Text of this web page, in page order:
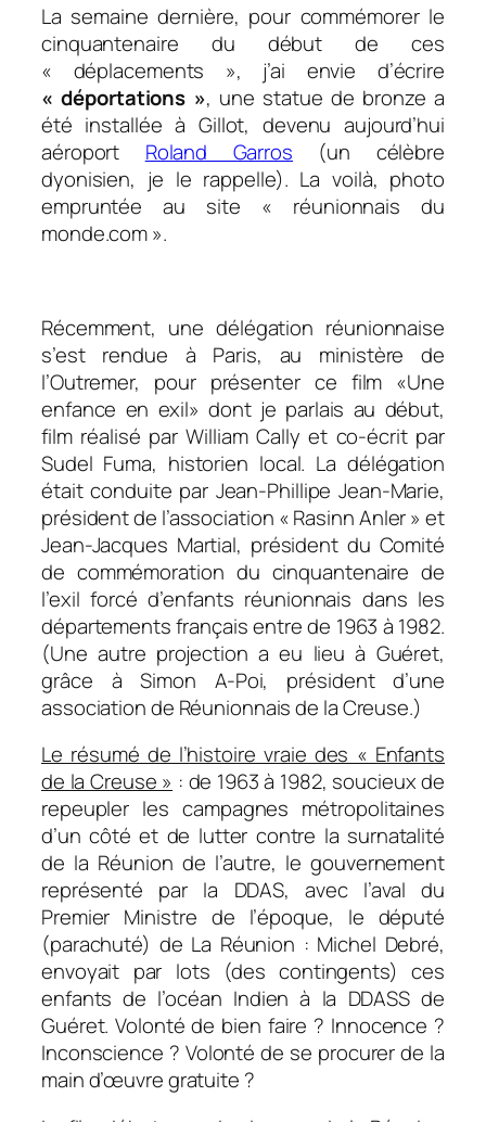
La semaine dernière, pour commémorer le
cinquantenaire du début de ces
« déplacements », j’ai envie d’écrire
« déportations », une statue de bronze a
été installée à Gillot, devenu aujourd’hui
aéroport Roland Garros (un célèbre
dyonisien, je le rappelle). La voilà, photo
empruntée au site « réunionnais du
monde.com ».
Récemment, une délégation réunionnaise
s’est rendue à Paris, au ministère de
l’Outremer, pour présenter ce film «Une
enfance en exil» dont je parlais au début,
film réalisé par William Cally et co-écrit par
Sudel Fuma, historien local. La délégation
était conduite par Jean-Phillipe Jean-Marie,
président de l’association « Rasinn Anler » et
Jean-Jacques Martial, président du Comité
de commémoration du cinquantenaire de
l’exil forcé d’enfants réunionnais dans les
départements français entre de 1963 à 1982.
(Une autre projection a eu lieu à Guéret,
grâce à Simon A-Poi, président d’une
association de Réunionnais de la Creuse.)
Le résumé de l’histoire vraie des « Enfants
de la Creuse » : de 1963 à 1982, soucieux de
repeupler les campagnes métropolitaines
d’un côté et de lutter contre la surnatalité
de la Réunion de l’autre, le gouvernement
représenté par la DDAS, avec l’aval du
Premier Ministre de l’époque, le député
(parachuté) de La Réunion : Michel Debré,
envoyait par lots (des contingents) ces
enfants de l’océan Indien à la DDASS de
Guéret. Volonté de bien faire ? Innocence ?
Inconscience ? Volonté de se procurer de la
main d’œuvre gratuite ?